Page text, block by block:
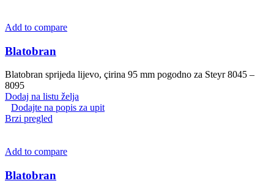
Add to compare
Blatobran
Blatobran sprijeda lijevo, çirina 95 mm pogodno za Steyr 8045 –
8095
Dodaj na listu želja
Dodajte na popis za upit
Brzi pregled
Add to compare
Blatobran